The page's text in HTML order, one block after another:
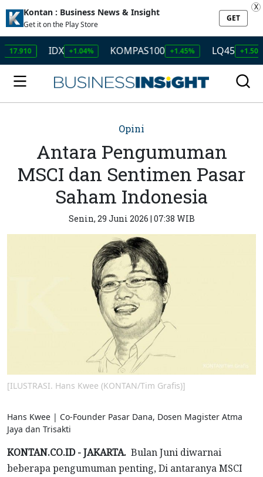
Kontan : Business News & Insight
Get it on the Play Store
GET
X
IDX +1.04% KOMPAS100 +1.45% LQ45 +1.50%
Opini
Antara Pengumuman
MSCI dan Sentimen Pasar
Saham Indonesia
Senin, 29 Juni 2026 | 07:38 WIB
[ILUSTRASI. Hans Kwee (KONTAN/Tim Grafis)]
Hans Kwee | Co-Founder Pasar Dana, Dosen Magister Atma
Jaya dan Trisakti
KONTAN.CO.ID - JAKARTA. Bulan Juni diwarnai
beberapa pengumuman penting, Di antaranya MSCI